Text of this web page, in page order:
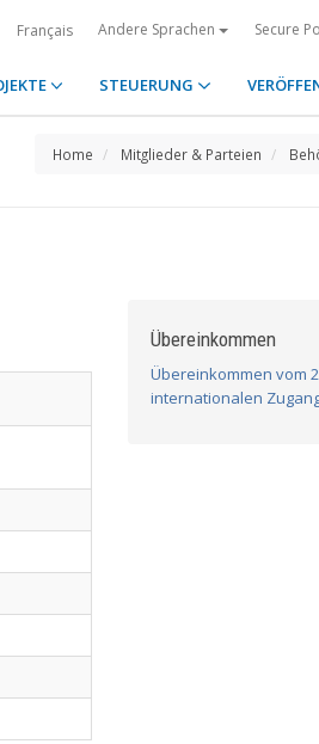
Français Andere Sprachen Secure
STEUERUNG
Home Mitglieder & Parteien
Übereinkommen
Übereinkommen vom
internationalen